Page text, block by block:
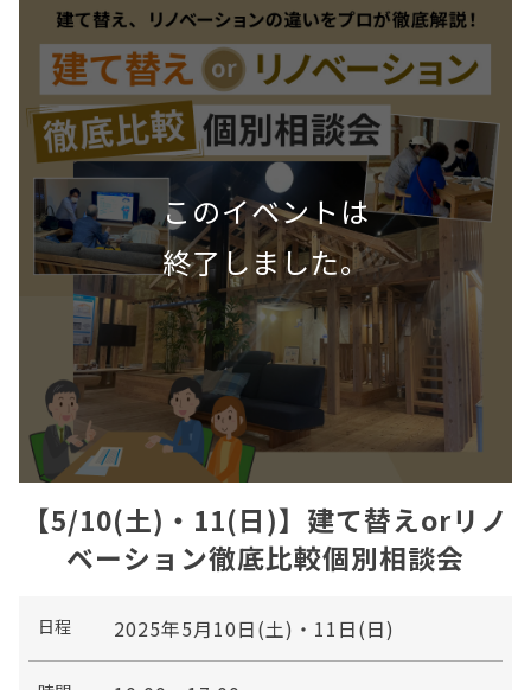
【5/10(土)・11(日)】建て替えorリノ
ベーション徹底比較個別相談会
日程 2025年5月10日(土)・11日(日)